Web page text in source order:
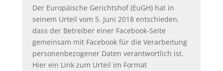
Der Europäische Gerichtshof (EuGH) hat in
seinem Urteil vom 5. Juni 2018 entschieden,
dass der Betreiber einer Facebook-Seite
gemeinsam mit Facebook für die Verarbeitung
personenbezogener Daten verantwortlich ist.
Hier ein Link zum Urteil im Format